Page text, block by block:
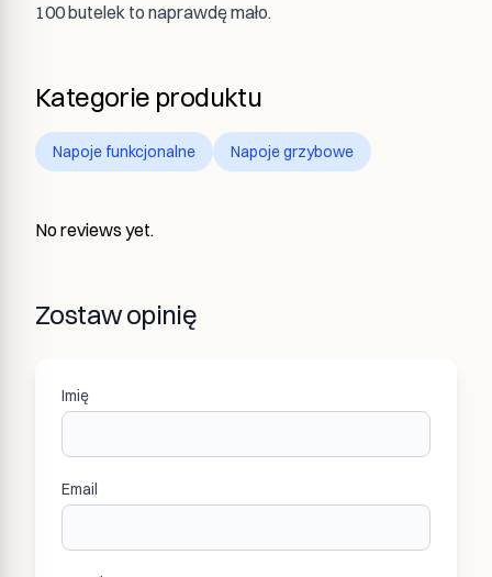
100 butelek to naprawdę mało.
Kategorie produktu
Napoje funkcjonalne Napoje grzybowe
No reviews yet.
Zostaw opinię
Imię
Email